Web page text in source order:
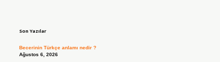
Son Yazılar
Becerinin Türkçe anlamı nedir ?
Ağustos 6, 2026